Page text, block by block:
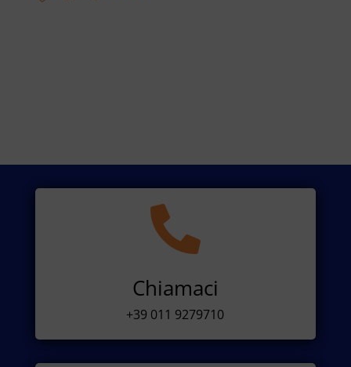

Chiamaci
+39 011 9279710